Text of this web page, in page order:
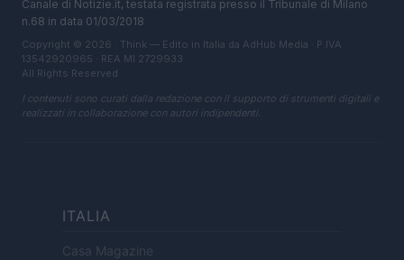
Canale di Notizie.it, testata registrata presso il Tribunale di Milano
n.68 in data 01/03/2018
Copyright © 2026 · Think — Edito in Italia da AdHub Media · P.IVA
13542920965 · REA MI 2729933
All Rights Reserved
I contenuti sono curati dalla redazione con il supporto di strumenti digitali e
realizzati in collaborazione con autori indipendenti.
ITALIA
Casa Magazine